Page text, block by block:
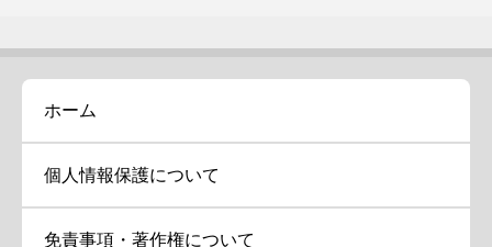
ホーム
個人情報保護について
免責事項・著作権について